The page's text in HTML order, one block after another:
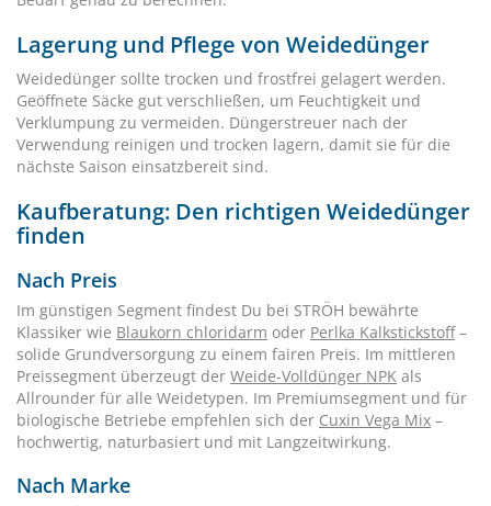
Lagerung und Pflege von Weidedünger
Weidedünger sollte trocken und frostfrei gelagert werden.
Geöffnete Säcke gut verschließen, um Feuchtigkeit und
Verklumpung zu vermeiden. Düngerstreuer nach der
Verwendung reinigen und trocken lagern, damit sie für die
nächste Saison einsatzbereit sind.
Kaufberatung: Den richtigen Weidedünger
finden
Nach Preis
Im günstigen Segment findest Du bei STRÖH bewährte
Klassiker wie Blaukorn chloridarm oder Perlka Kalkstickstoff–
solide Grundversorgung zu einem fairen Preis. Im mittleren
Preissegment überzeugt der Weide-Volldünger NPK als
Allrounder für alle Weidetypen. Im Premiumsegment und für
biologische Betriebe empfehlen sich der Cuxin Vega Mix –
hochwertig, naturbasiert und mit Langzeitwirkung.
Nach Marke